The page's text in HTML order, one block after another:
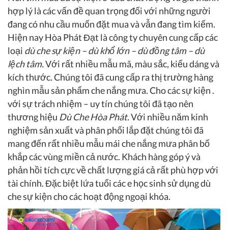
hợp lý là các vấn đề quan trọng đối với những người
đang có nhu cầu muốn đặt mua và vẫn đang tìm kiếm.
Hiện nay Hòa Phát Đạt là công ty chuyên cung cấp các
loại dù che sự kiện – dù khổ lớn – dù đồng tâm – dù
lệch tâm.Với rất nhiều mẫu mã, màu sắc, kiểu dáng và
kích thước. Chúng tôi đã cung cấp ra thị trường hàng
nghìn mẫu sản phẩm che nắng mưa. Cho các sự kiện .
với sự trách nhiệm – uy tín chúng tôi đã tạo nên
thương hiệu Dù Che Hòa Phát.Với nhiều năm kinh
nghiệm sản xuất và phân phối lắp đặt chúng tôi đã
mang đến rất nhiều mẫu mái che nắng mưa phân bố
khắp các vùng miền cả nước. Khách hàng góp ý và
phản hồi tích cực về chất lượng giá cả rất phù hợp với
tài chính. Đặc biệt lứa tuổi các e học sinh sử dụng dù
che sự kiện cho các hoạt động ngoại khóa.